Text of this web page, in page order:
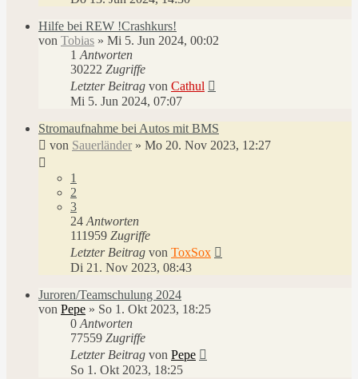
Hilfe bei REW !Crashkurs!
von Tobias » Mi 5. Jun 2024, 00:02
1 Antworten
30222 Zugriffe
Letzter Beitrag von Cathul
Mi 5. Jun 2024, 07:07
Stromaufnahme bei Autos mit BMS
von Sauerländer » Mo 20. Nov 2023, 12:27
1
2
3
24 Antworten
111959 Zugriffe
Letzter Beitrag von ToxSox
Di 21. Nov 2023, 08:43
Juroren/Teamschulung 2024
von Pepe » So 1. Okt 2023, 18:25
0 Antworten
77559 Zugriffe
Letzter Beitrag von Pepe
So 1. Okt 2023, 18:25